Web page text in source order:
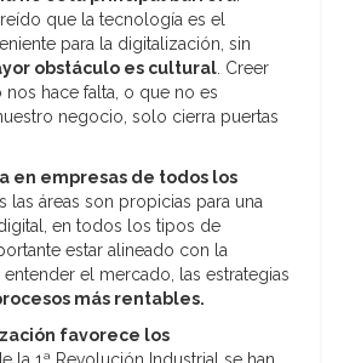
que la tecnología es el
para la digitalización, sin
obstáculo es cultural. Creer
hace falta, o que no es
negocio, solo cierra puertas
en empresas de todos los
las áreas son propicias para una
en todos los tipos de
estar alineado con la
el mercado, las estrategias
más rentables.
favorece los